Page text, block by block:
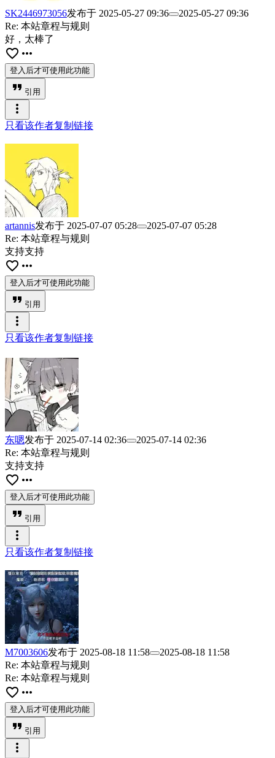
SK2446973056发布于 2025-05-27 09:36
2025-05-27 09:36
Re: 本站章程与规则
好，太棒了
favorite_border more_horiz
登入后才可使用此功能
format_quote 引用
more_vert
只看该作者复制链接
artannis发布于 2025-07-07 05:28
2025-07-07 05:28
Re: 本站章程与规则
支持支持
favorite_border more_horiz
登入后才可使用此功能
format_quote 引用
more_vert
只看该作者复制链接
东嗯发布于 2025-07-14 02:36
2025-07-14 02:36
Re: 本站章程与规则
支持支持
favorite_border more_horiz
登入后才可使用此功能
format_quote 引用
more_vert
只看该作者复制链接
M7003606发布于 2025-08-18 11:58
2025-08-18 11:58
Re: 本站章程与规则
Re: 本站章程与规则
favorite_border more_horiz
登入后才可使用此功能
format_quote 引用
more_vert